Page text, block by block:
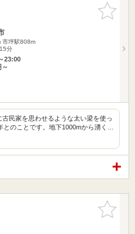
お気に入
りに追加
市坪駅808m
分
23:00
民家を思わせるような太い梁を使っ
とのことです。地下1000mから湧く…
お気に入
りに追加